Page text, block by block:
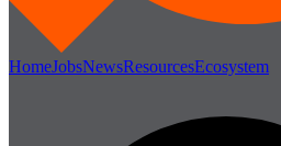
HomeJobsNewsResourcesEcosystem